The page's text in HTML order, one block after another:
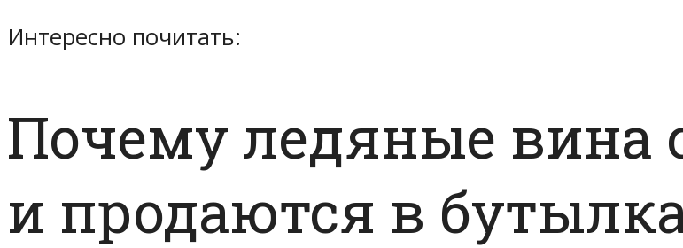
Интересно почитать:
Почему ледяные вина
и продаются в